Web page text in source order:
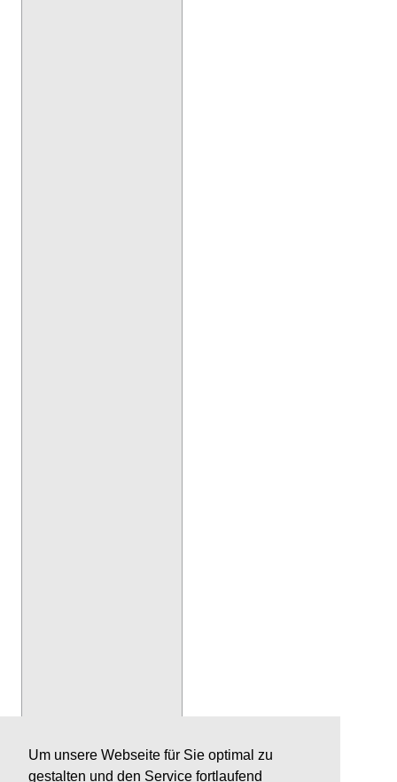
Um unsere Webseite für Sie optimal zu
gestalten und den Service fortlaufend